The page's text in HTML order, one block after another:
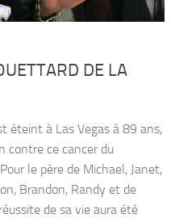
DE LA
éteint à Las Vegas à 89 ans,
contre ce cancer du
le père de Michael, Janet,
Brandon, Randy et de
de sa vie aura été